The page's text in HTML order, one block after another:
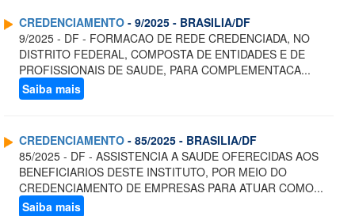
CREDENCIAMENTO - 9/2025 - BRASILIA/DF
9/2025 - DF - FORMACAO DE REDE CREDENCIADA, NO
DISTRITO FEDERAL, COMPOSTA DE ENTIDADES E DE
PROFISSIONAIS DE SAUDE, PARA COMPLEMENTACA...
Saiba mais
CREDENCIAMENTO - 85/2025 - BRASILIA/DF
85/2025 - DF - ASSISTENCIA A SAUDE OFERECIDAS AOS
BENEFICIARIOS DESTE INSTITUTO, POR MEIO DO
CREDENCIAMENTO DE EMPRESAS PARA ATUAR COMO...
Saiba mais